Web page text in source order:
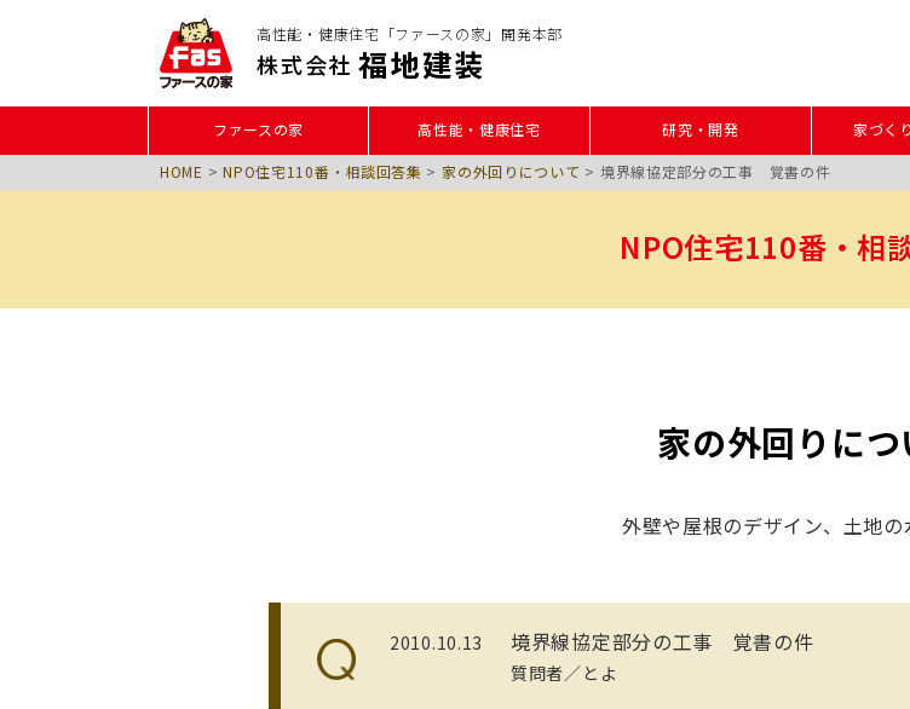
高性能・健康住宅「ファースの家」開発本部
株式会社 福地建装
ファースの家 高性能・健康住宅 研究・開発 家づく
HOME > NPO住宅110番・相談回答集 > 家の外回りについて > 境界線協定部分の工事 覚書の件
NPO住宅110番・相
家の外回りにつ
外壁や屋根のデザイン、土地の
2010.10.13 境界線協定部分の工事 覚書の件
質問者／とよ